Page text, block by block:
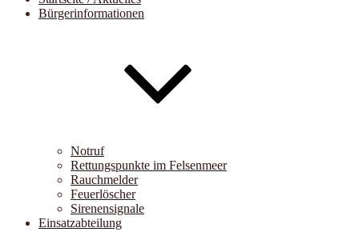
Bürgerinformationen
Notruf
Rettungspunkte im Felsenmeer
Rauchmelder
Feuerlöscher
Sirenensignale
Einsatzabteilung